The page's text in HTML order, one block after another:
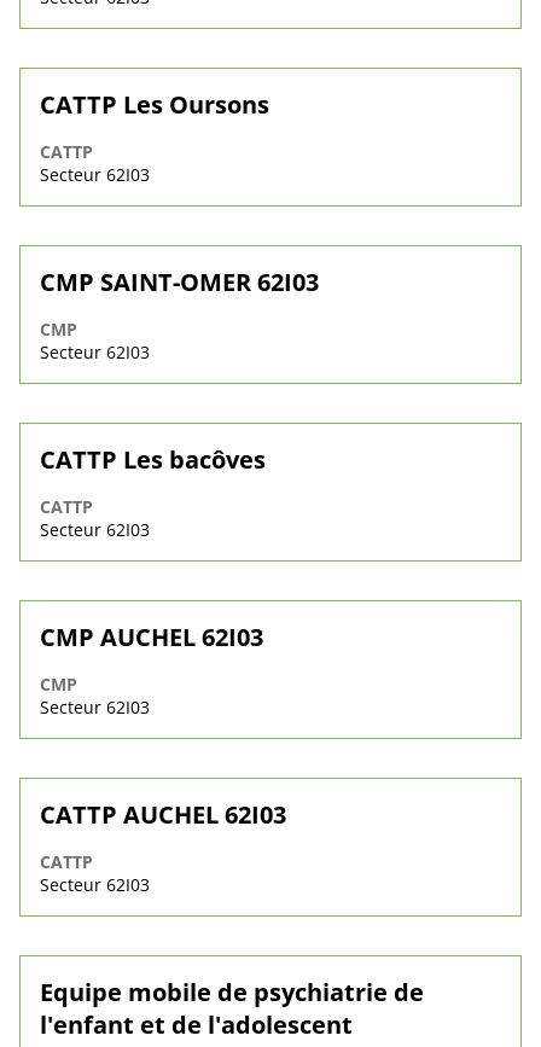
CATTP Les Oursons
CATTP
Secteur 62I03
CMP SAINT-OMER 62I03
CMP
Secteur 62I03
CATTP Les bacôves
CATTP
Secteur 62I03
CMP AUCHEL 62I03
CMP
Secteur 62I03
CATTP AUCHEL 62I03
CATTP
Secteur 62I03
Equipe mobile de psychiatrie de
l'enfant et de l'adolescent